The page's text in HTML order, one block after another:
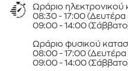
Ωράριο ηλεκτρονικού
08:30 - 17:00
09:00 - 14:00
Ωράριο φυσικού
08:00 - 17:00
09:00 - 14:00